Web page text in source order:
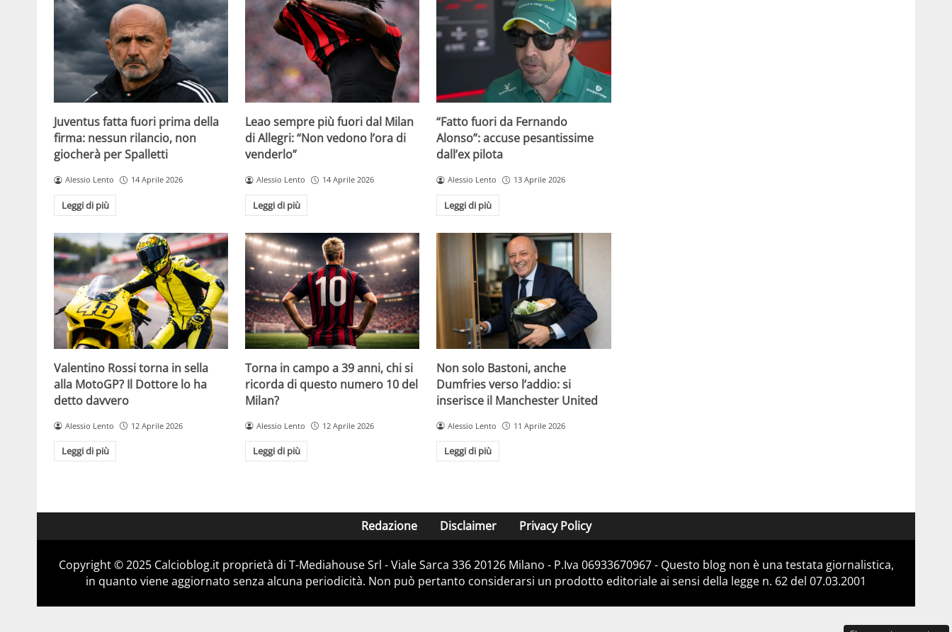
Juventus fatta fuori prima della
firma: nessun rilancio, non
giocherà per Spalletti
Alessio Lento 14 Aprile 2026
Leggi di più
Leao sempre più fuori dal Milan
di Allegri: “Non vedono l’ora di
venderlo”
Alessio Lento 14 Aprile 2026
Leggi di più
“Fatto fuori da Fernando
Alonso”: accuse pesantissime
dall’ex pilota
Alessio Lento 13 Aprile 2026
Leggi di più
Valentino Rossi torna in sella
alla MotoGP? Il Dottore lo ha
detto davvero
Alessio Lento 12 Aprile 2026
Leggi di più
Torna in campo a 39 anni, chi si
ricorda di questo numero 10 del
Milan?
Alessio Lento 12 Aprile 2026
Leggi di più
Non solo Bastoni, anche
Dumfries verso l’addio: si
inserisce il Manchester United
Alessio Lento 11 Aprile 2026
Leggi di più
Redazione Disclaimer Privacy Policy
Copyright © 2025 Calcioblog.it proprietà di T-Mediahouse Srl - Viale Sarca 336 20126 Milano - P.Iva 06933670967 - Questo blog non è una testata giornalistica,
in quanto viene aggiornato senza alcuna periodicità. Non può pertanto considerarsi un prodotto editoriale ai sensi della legge n. 62 del 07.03.2001